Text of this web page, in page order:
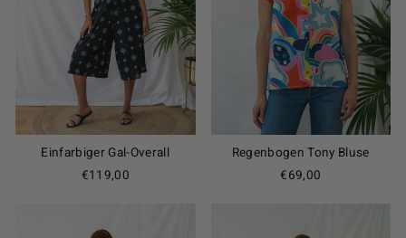
Einfarbiger Gal-Overall
€119,00
Regenbogen Tony Bluse
€69,00